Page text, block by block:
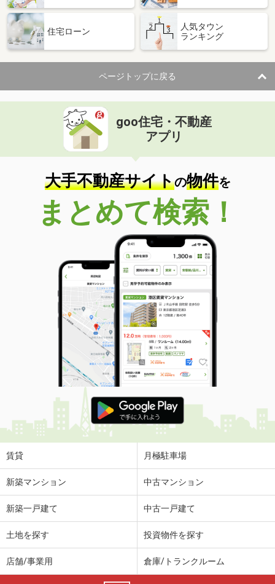
住宅ローン
人気タウン
ランキング
ページトップに戻る
goo住宅・不動産
アプリ
大手不動産サイトの物件を
まとめて検索！
賃貸 月極駐車場
新築マンション 中古マンション
新築一戸建て 中古一戸建て
土地を探す 投資物件を探す
店舗/事業用 倉庫/トランクルーム